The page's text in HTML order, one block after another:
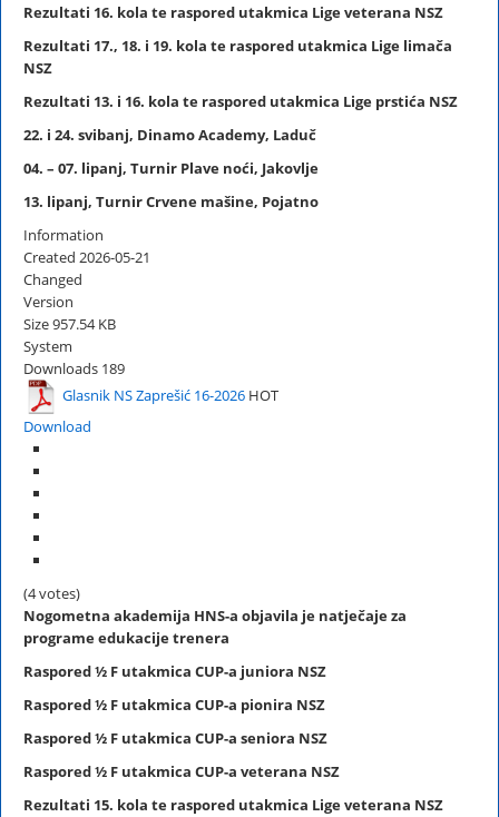
Rezultati 16. kola te raspored utakmica Lige veterana NSZ
Rezultati 17., 18. i 19. kola te raspored utakmica Lige limača
NSZ
Rezultati 13. i 16. kola te raspored utakmica Lige prstića NSZ
22. i 24. svibanj, Dinamo Academy, Laduč
04. – 07. lipanj, Turnir Plave noći, Jakovlje
13. lipanj, Turnir Crvene mašine, Pojatno
Information
Created 2026-05-21
Changed
Version
Size957.54 KB
System
Downloads 189
Glasnik NS Zaprešić 16-2026 HOT
Download
(4 votes)
Nogometna akademija HNS-a objavila je natječaje za
programe edukacije trenera
Raspored½ F utakmica CUP-a juniora NSZ
Raspored½ F utakmica CUP-a pionira NSZ
Raspored½ F utakmica CUP-a seniora NSZ
Raspored½ F utakmica CUP-a veterana NSZ
Rezultati 15. kola te raspored utakmica Lige veterana NSZ